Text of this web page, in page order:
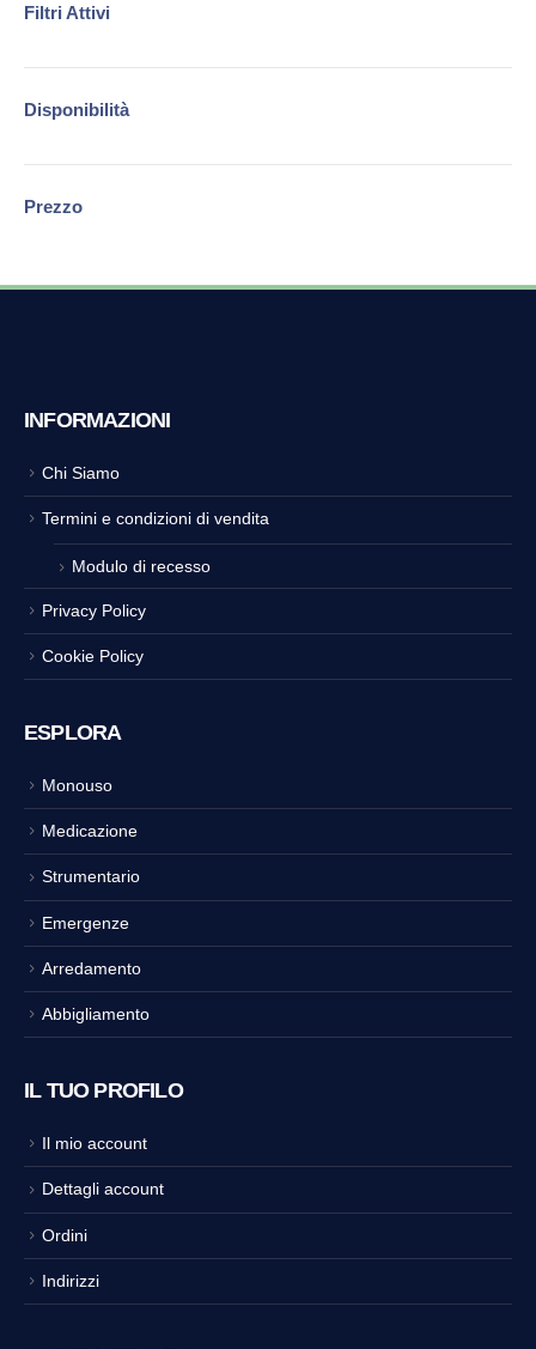
Filtri Attivi
Disponibilità
Prezzo
INFORMAZIONI
Chi Siamo
Termini e condizioni di vendita
Modulo di recesso
Privacy Policy
Cookie Policy
ESPLORA
Monouso
Medicazione
Strumentario
Emergenze
Arredamento
Abbigliamento
IL TUO PROFILO
Il mio account
Dettagli account
Ordini
Indirizzi